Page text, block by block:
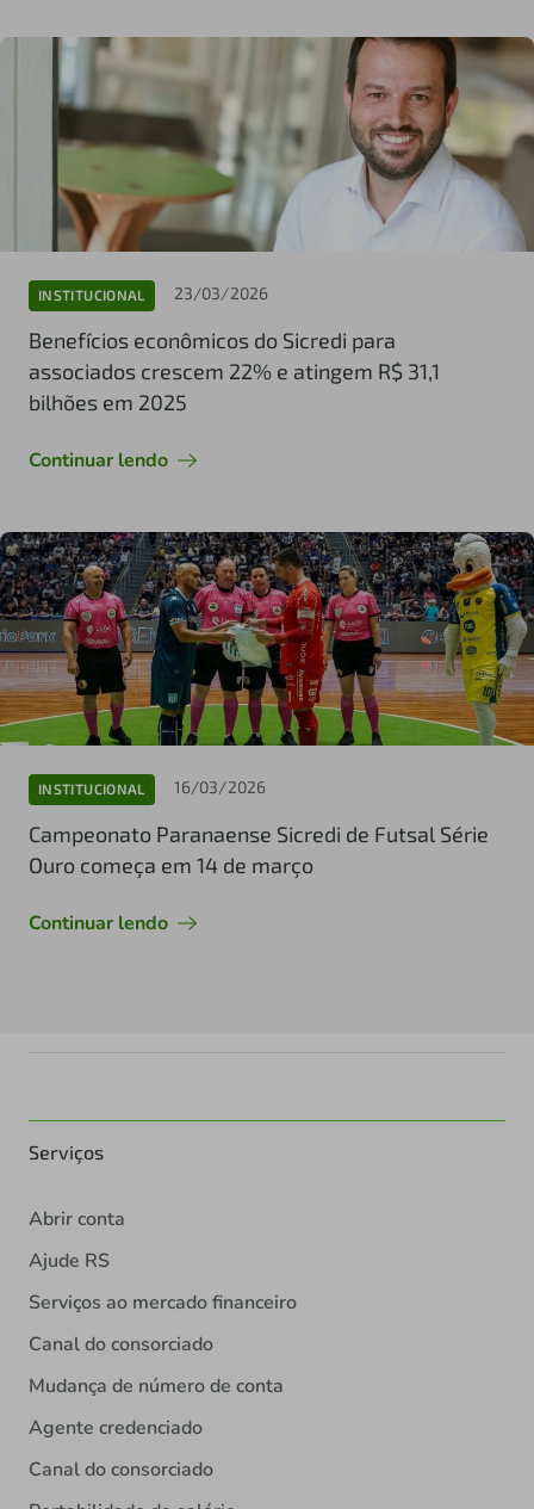
INSTITUCIONAL 23/03/2026
Benefícios econômicos do Sicredi para
associados crescem 22% e atingem R$ 31,1
bilhões em 2025
Continuar lendo
INSTITUCIONAL 16/03/2026
Campeonato Paranaense Sicredi de Futsal Série
Ouro começa em 14 de março
Continuar lendo
Serviços
Abrir conta
Ajude RS
Serviços ao mercado financeiro
Canal do consorciado
Mudança de número de conta
Agente credenciado
Canal do consorciado